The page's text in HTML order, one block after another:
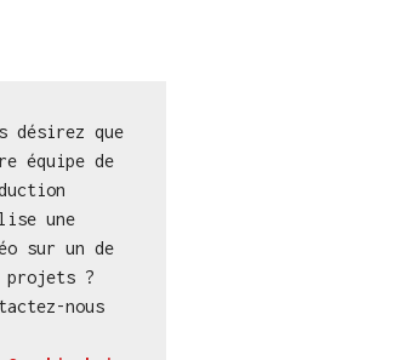
désirez que
équipe de
une
sur un de
projets ?
nous